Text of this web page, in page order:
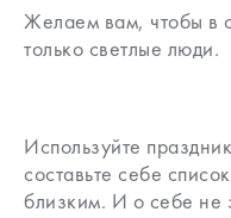
Желаем вам, чтобы в
только светлые люди.
Используйте
составьте себе
близким. И о себе не